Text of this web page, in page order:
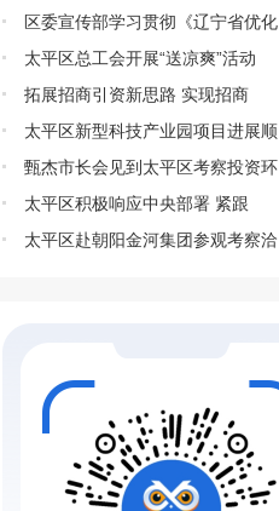
区委宣传部学习贯彻《辽宁省优化
太平区总工会开展“送凉爽”活动
拓展招商引资新思路 实现招商
太平区新型科技产业园项目进展顺
甄杰市长会见到太平区考察投资环
太平区积极响应中央部署 紧跟
太平区赴朝阳金河集团参观考察洽